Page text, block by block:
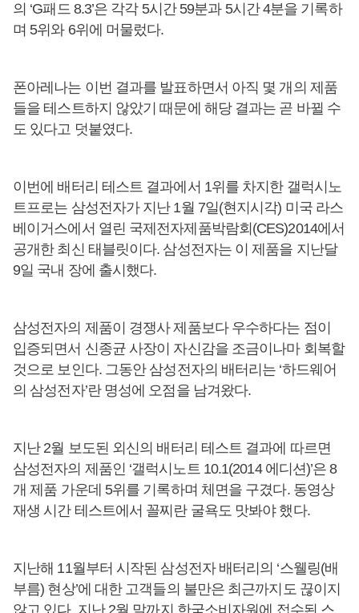
의 ‘G패드 8.3’은 각각 5시간 59분과 5시간 4분을 기록하
며 5위와 6위에 머물렀다.
폰아레나는 이번 결과를 발표하면서 아직 몇 개의 제품
들을 테스트하지 않았기 때문에 해당 결과는 곧 바뀔 수
도 있다고 덧붙였다.
이번에 배터리 테스트 결과에서 1위를 차지한 갤럭시노
트프로는 삼성전자가 지난 1월 7일(현지시각) 미국 라스
베이거스에서 열린 국제전자제품박람회(CES)2014에서
공개한 최신 태블릿이다. 삼성전자는 이 제품을 지난달
9일 국내 장에 출시했다.
삼성전자의 제품이 경쟁사 제품보다 우수하다는 점이
입증되면서 신종균 사장이 자신감을 조금이나마 회복할
것으로 보인다. 그동안 삼성전자의 배터리는 ‘하드웨어
의 삼성전자’란 명성에 오점을 남겨왔다.
지난 2월 보도된 외신의 배터리 테스트 결과에 따르면
삼성전자의 제품인 ‘갤럭시노트 10.1(2014 에디션)’은 8
개 제품 가운데 5위를 기록하며 체면을 구겼다. 동영상
재생 시간 테스트에서 꼴찌란 굴욕도 맛봐야 했다.
지난해 11월부터 시작된 삼성전자 배터리의 ‘스웰링(배
부름) 현상’에 대한 고객들의 불만은 최근까지도 끊이지
않고 있다. 지난 2월 말까지 한국소비자원에 접수된 스